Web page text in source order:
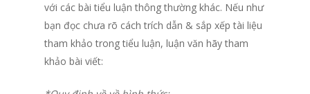
với các bài tiểu luận thông thường khác. Nếu như
bạn đọc chưa rõ cách trích dẫn & sắp xếp tài liệu
tham khảo trong tiểu luận, luận văn hãy tham
khảo bài viết: